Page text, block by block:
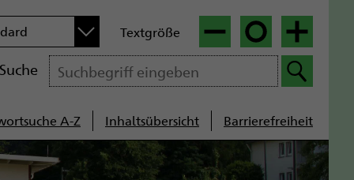
Textgröße
Suche
A-Z Inhaltsübersicht Barrierefreiheit